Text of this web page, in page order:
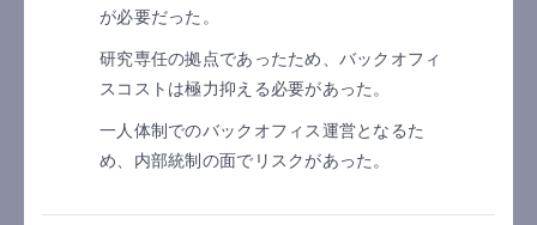
が必要だった。
研究専任の拠点であったため、バックオフィ
スコストは極力抑える必要があった。
一人体制でのバックオフィス運営となるた
め、内部統制の面でリスクがあった。